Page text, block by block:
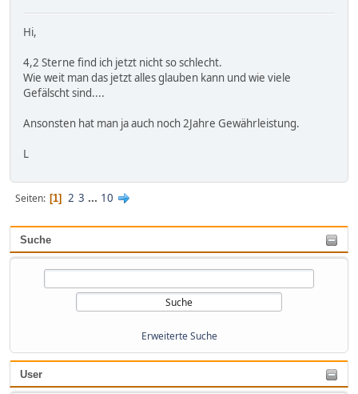
Suche
Erweiterte Suche
User
Hi,
4,2 Sterne find ich jetzt nicht so schlecht.
Wie weit man das jetzt alles glauben kann und wie viele
Gefälscht sind....
Ansonsten hat man ja auch noch 2Jahre Gewährleistung.
L
Seiten 1 2 3 ... 10